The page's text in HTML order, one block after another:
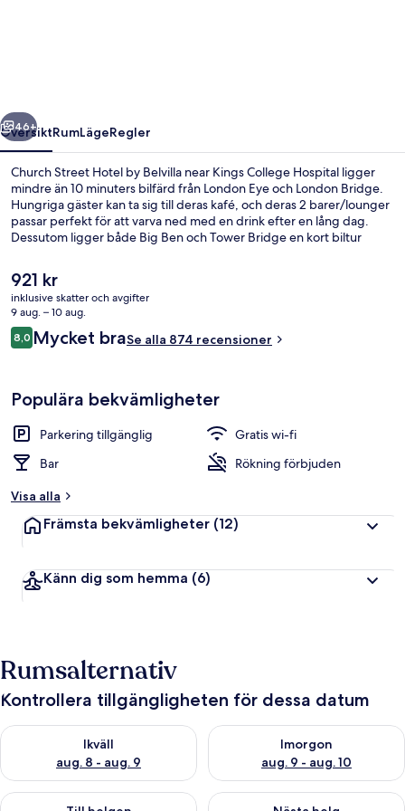
Kings
College
Hospital
Nästa
46+
ÖversiktRumLägeRegler
Church Street Hotel by Belvilla near Kings College Hospital ligger
mindre än 10 minuters bilfärd från London Eye och London Bridge.
Hungriga gäster kan ta sig till deras kafé, och deras 2 barer/lounger
passar perfekt för att varva ned med en drink efter en lång dag.
Dessutom ligger både Big Ben och Tower Bridge en kort biltur
personalen och frukosten.
Det
nuvarande
priset
är
921 kr
921 kr
inklusive skatter och avgifter
9 aug. – 10 aug.
Recensioner
8,08,0 av 10,
Mycket braSe alla 874 recensioner
Populära bekvämligheter
Parkering tillgänglig
Gratis wi-fi
Bar
Rökning förbjuden
Visa alla
Främsta bekvämligheter (12)
Känn dig som hemma (6)
Rumsalternativ
Kontrollera tillgängligheten för dessa datum
Ikväll
aug. 8 - aug. 9
Kontrollera tillgängligheten för ikväll aug. 8 - aug. 9
Imorgon
aug. 9 - aug. 10
Kontrollera tillgängligheten
Kontrollera tillgängligheten för den här helgen aug. 14 - aug.
Kontrollera tillgängligheten